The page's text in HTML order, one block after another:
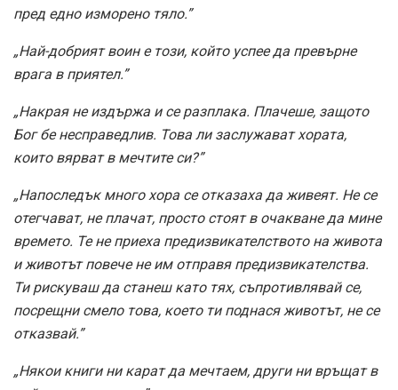
пред едно изморено тяло.”
„Най-добрият воин е този, който успее да превърне
врага в приятел.”
„Накрая не издържа и се разплака. Плачеше, защото
Бог бе несправедлив. Това ли заслужават хората,
които вярват в мечтите си?”
„Напоследък много хора се отказаха да живеят. Не се
отегчават, не плачат, просто стоят в очакване да мине
времето. Те не приеха предизвикателството на живота
и животът повече не им отправя предизвикателства.
Ти рискуваш да станеш като тях, съпротивлявай се,
посрещни смело това, което ти поднася животът, не се
отказвай.”
„Някои книги ни карат да мечтаем, други ни връщат в